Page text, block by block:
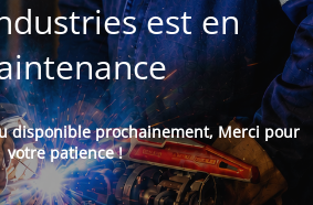
est en
disponible prochainement, Merci pour
votre patience !